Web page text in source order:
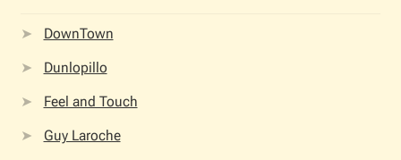
DownTown
Dunlopillo
Feel and Touch
Guy Laroche